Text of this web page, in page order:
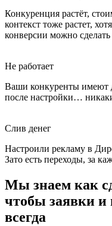
Конкуренция растёт,
контекст тоже растет,
конверсии можно
Не работает
Ваши конкуренты имеют
после настройки…
Слив денег
Настроили рекламу в
Зато есть переходы, за
Мы знаем как
чтобы заявки и
всегда